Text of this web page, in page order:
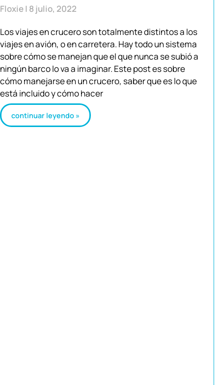
Floxie 8 julio, 2022
Los viajes en crucero son totalmente distintos a los
viajes en avión, o en carretera. Hay todo un sistema
sobre cómo se manejan que el que nunca se subió a
ningún barco lo va a imaginar. Este post es sobre
cómo manejarse en un crucero, saber que es lo que
está incluido y cómo hacer
continuar leyendo »